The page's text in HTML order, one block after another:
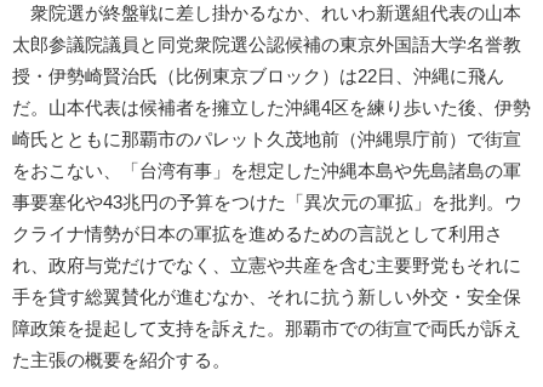
衆院選が終盤戦に差し掛かるなか、れいわ新選組代表の山本
太郎参議院議員と同党衆院選公認候補の東京外国語大学名誉教
授・伊勢崎賢治氏（比例東京ブロック）は22日、沖縄に飛ん
だ。山本代表は候補者を擁立した沖縄4区を練り歩いた後、伊勢
崎氏とともに那覇市のパレット久茂地前（沖縄県庁前）で街宣
をおこない、「台湾有事」を想定した沖縄本島や先島諸島の軍
事要塞化や43兆円の予算をつけた「異次元の軍拡」を批判。ウ
クライナ情勢が日本の軍拡を進めるための言説として利用さ
れ、政府与党だけでなく、立憲や共産を含む主要野党もそれに
手を貸す総翼賛化が進むなか、それに抗う新しい外交・安全保
障政策を提起して支持を訴えた。那覇市での街宣で両氏が訴え
た主張の概要を紹介する。